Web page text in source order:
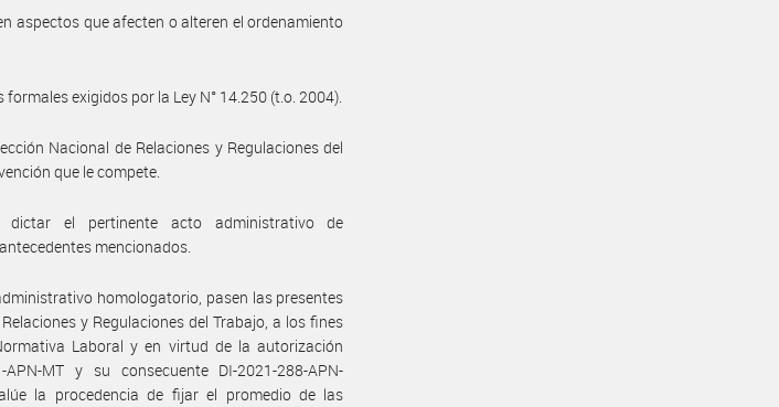
aspectos que afecten o alteren el ordenamiento
exigidos por la Ley N° 14.250 (t.o. 2004).
Nacional de Relaciones y Regulaciones del
que le compete.
dictar el pertinente acto administrativo de
mencionados.
homologatorio, pasen las presentes
y Regulaciones del Trabajo, a los fines
Laboral y en virtud de la autorización
APN-MT y su consecuente DI-2021-288-APN-
la procedencia de fijar el promedio de las